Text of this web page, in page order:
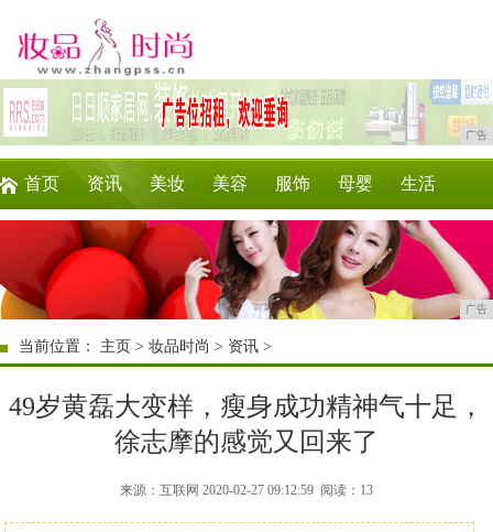
广告
首页 资讯 美妆 美容 服饰 母婴 生活
企业 游戏 商讯 消费 微商
广告
当前位置： 主页 >妆品时尚 > 资讯 >
49岁黄磊大变样，瘦身成功精神气十足，
徐志摩的感觉又回来了
来源：互联网 2020-02-27 09:12:59 阅读：13